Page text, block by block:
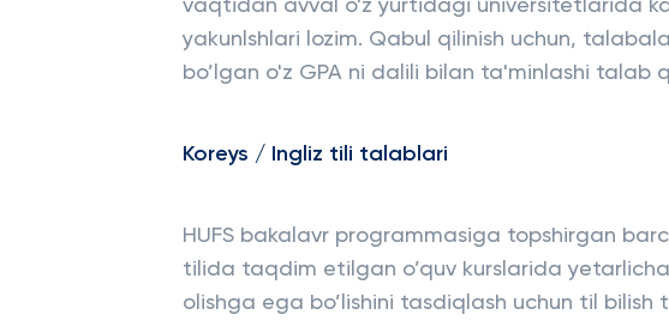
vaqtidan avval o'z yurtidagi universitetlarida
yakunlshlari lozim. Qabul qilinish uchun,
bo’lgan o'z GPA ni dalili bilan ta'minlashi talab
Koreys / Ingliz tili talablari
HUFS bakalavr programmasiga topshirgan
tilida taqdim etilgan o’quv kurslarida
olishga ega bo’lishini tasdiqlash uchun til bilish